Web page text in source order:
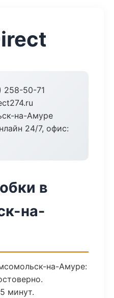
258-50-71
на-Амуре
24/7, офис:
в
на-
на-Амуре:
минут.